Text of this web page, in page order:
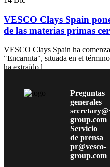
VESCO Clays Spain
de las materias primas
VESCO Clays Spain ha
"Encarnita", situada en el
ha extraído l...
Preguntas
generales
group.com
Servicio
de prensa
pr@vesco-
group.com